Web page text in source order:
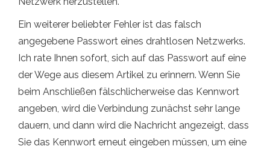
Ein weiterer beliebter Fehler ist das falsch
angegebene Passwort eines drahtlosen Netzwerks.
Ich rate Ihnen sofort, sich auf das Passwort auf eine
der Wege aus diesem Artikel zu erinnern. Wenn Sie
beim Anschließen fälschlicherweise das Kennwort
angeben, wird die Verbindung zunächst sehr lange
dauern, und dann wird die Nachricht angezeigt, dass
Sie das Kennwort erneut eingeben müssen, um eine